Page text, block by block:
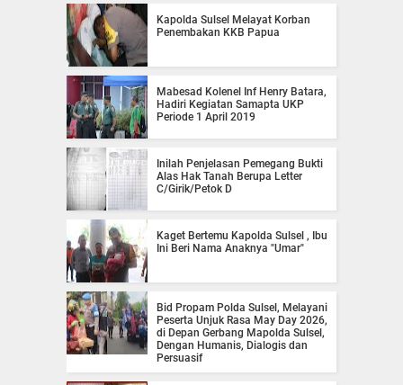
Kapolda Sulsel Melayat Korban
Penembakan KKB Papua
Mabesad Kolenel Inf Henry Batara,
Hadiri Kegiatan Samapta UKP
Periode 1 April 2019
Inilah Penjelasan Pemegang Bukti
Alas Hak Tanah Berupa Letter
C/Girik/Petok D
Kaget Bertemu Kapolda Sulsel , Ibu
Ini Beri Nama Anaknya "Umar"
Bid Propam Polda Sulsel, Melayani
Peserta Unjuk Rasa May Day 2026,
di Depan Gerbang Mapolda Sulsel,
Dengan Humanis, Dialogis dan
Persuasif